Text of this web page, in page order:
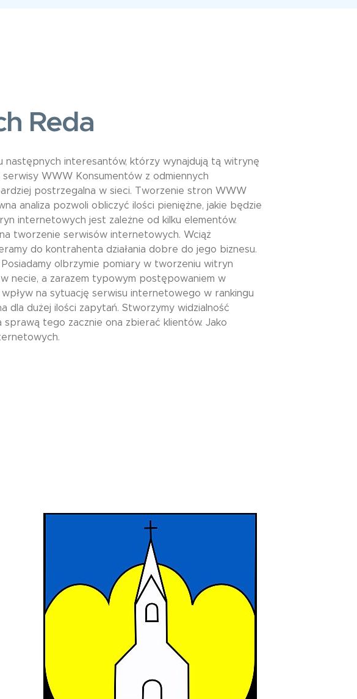
Reda
następnych interesantów, którzy wynajdują tą witrynę
WWW Konsumentów z odmiennych
postrzegalna w sieci. Tworzenie stron WWW
analiza pozwoli obliczyć ilości pieniężne, jakie będzie
internetowych jest zależne od kilku elementów.
tworzenie serwisów internetowych. Wciąż
do kontrahenta działania dobre do jego biznesu.
olbrzymie pomiary w tworzeniu witryn
necie, a zarazem typowym postępowaniem w
na sytuację serwisu internetowego w rankingu
dla dużej ilości zapytań. Stworzymy widzialność
tego zacznie ona zbierać klientów. Jako